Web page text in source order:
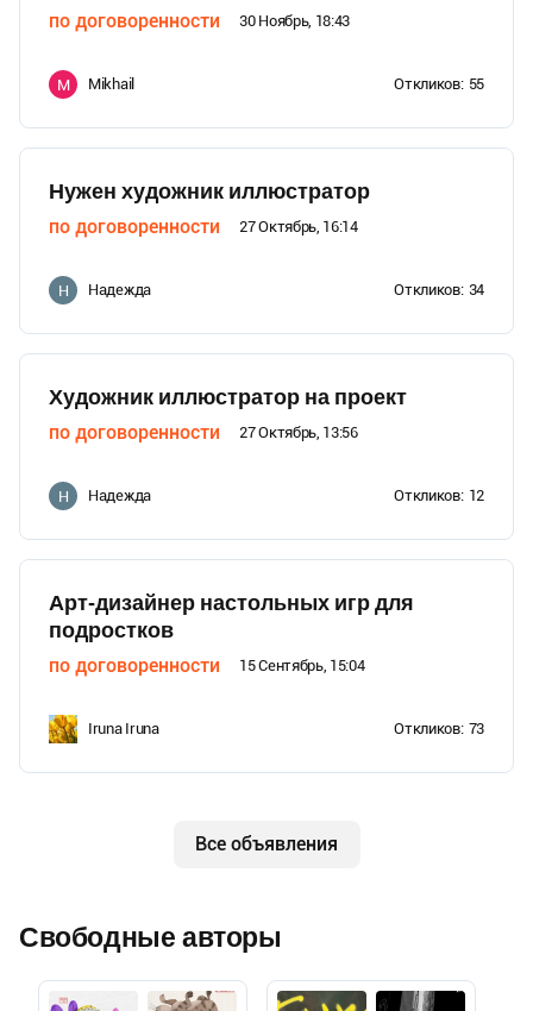
по договоренности 30 Ноябрь, 18:43
M Mikhail Откликов: 55
Нужен художник иллюстратор
по договоренности 27 Октябрь, 16:14
Н Надежда Откликов: 34
Художник иллюстратор на проект
по договоренности 27 Октябрь, 13:56
Н Надежда Откликов: 12
Арт-дизайнер настольных игр для
подростков
по договоренности 15 Сентябрь, 15:04
Iruna Iruna Откликов: 73
Все объявления
Свободные авторы